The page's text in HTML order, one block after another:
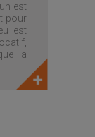
est
pour
est
la